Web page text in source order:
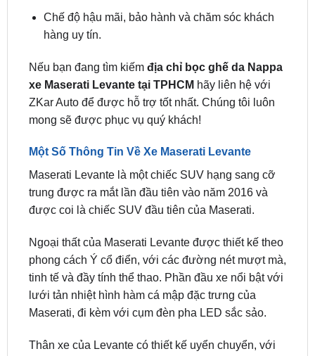
Chế độ hậu mãi, bảo hành và chăm sóc khách
hàng uy tín.
Nếu bạn đang tìm kiếm địa chỉ bọc ghế da Nappa
xe Maserati Levante tại TPHCM hãy liên hệ với
ZKar Auto để được hỗ trợ tốt nhất. Chúng tôi luôn
mong sẽ được phục vụ quý khách!
Một Số Thông Tin Về Xe Maserati Levante
Maserati Levante là một chiếc SUV hạng sang cỡ
trung được ra mắt lần đầu tiên vào năm 2016 và
được coi là chiếc SUV đầu tiên của Maserati.
Ngoại thất của Maserati Levante được thiết kế theo
phong cách Ý cổ điển, với các đường nét mượt mà,
tinh tế và đầy tính thể thao. Phần đầu xe nổi bật với
lưới tản nhiệt hình hàm cá mập đặc trưng của
Maserati, đi kèm với cụm đèn pha LED sắc sảo.
Thân xe của Levante có thiết kế uyển chuyển, với